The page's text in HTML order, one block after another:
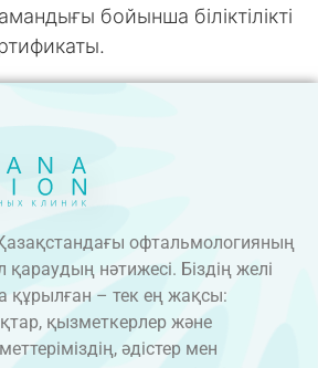
бойынша біліктілікті
офтальмологияның
нәтижесі. Біздің желі
құрылған – тек ең жақсы:
қызметкерлер және
әдістер мен